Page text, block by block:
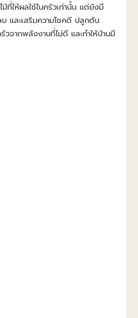
ที่ให้ผลใช้ในครัวเท่านั้น แต่ยังมี
และเสริมความโชคดี ปลูกต้น
จากพลังงานที่ไม่ดี และทำให้บ้านมี